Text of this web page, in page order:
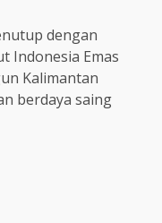
dengan
Indonesia Emas
Kalimantan
berdaya saing